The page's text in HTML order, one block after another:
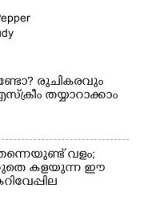
രുചികരവും
തയ്യാറാക്കാം
വളം;
കളയുന്ന ഈ